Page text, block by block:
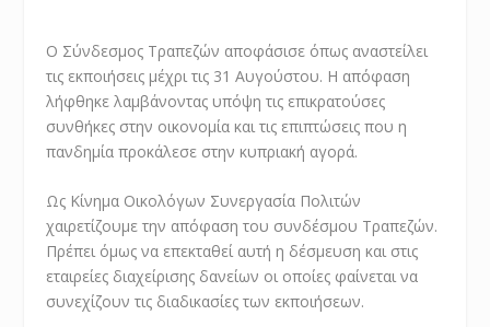
O Σύνδεσμος Τραπεζών αποφάσισε όπως αναστείλει
τις εκποιήσεις μέχρι τις 31 Αυγούστου. Η απόφαση
λήφθηκε λαμβάνοντας υπόψη τις επικρατούσες
συνθήκες στην οικονομία και τις επιπτώσεις που η
πανδημία προκάλεσε στην κυπριακή αγορά.
Ως Κίνημα Οικολόγων Συνεργασία Πολιτών
χαιρετίζουμε την απόφαση του συνδέσμου Τραπεζών.
Πρέπει όμως να επεκταθεί αυτή η δέσμευση και στις
εταιρείες διαχείρισης δανείων οι οποίες φαίνεται να
συνεχίζουν τις διαδικασίες των εκποιήσεων.